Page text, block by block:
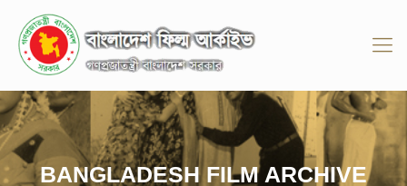
BANGLADESH FILM ARCHIVE